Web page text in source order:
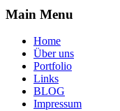
Main Menu
Home
Über uns
Portfolio
Links
BLOG
Impressum